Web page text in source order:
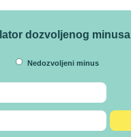
dozvoljenog minusa
Nedozvoljeni minus